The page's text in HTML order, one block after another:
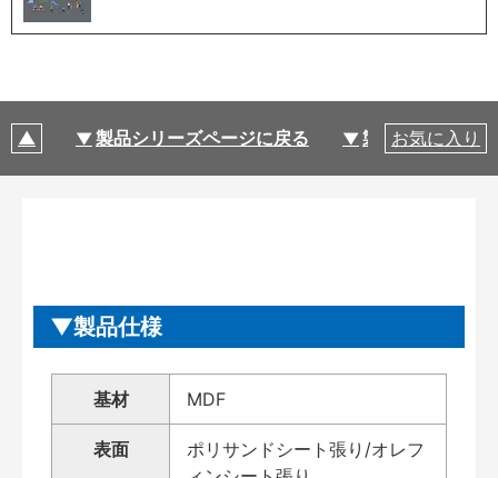
製品シリーズページに戻る 製品仕様
お気に入り
製品仕様
基材 MDF
表面
ポリサンドシート張り/オレフ